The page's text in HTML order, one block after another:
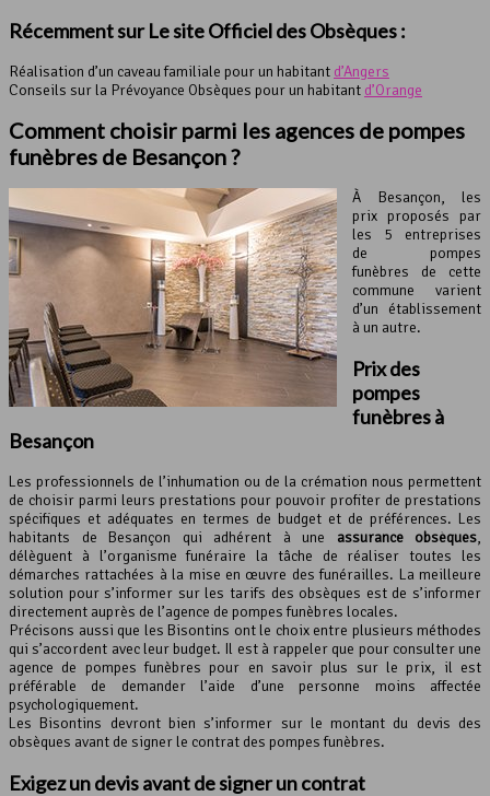
Récemment sur Le site Officiel des Obsèques :
Réalisation d’un caveau familiale pour un habitant d’Angers
Conseils sur la Prévoyance Obsèques pour un habitant d’Orange
Comment choisir parmi les agences de pompes
funèbres de Besançon ?
À Besançon, les
prix proposés par
les 5 entreprises
de pompes
funèbres de cette
commune varient
d’un établissement
à un autre.
Prix des
pompes
funèbres à
Besançon
Les professionnels de l’inhumation ou de la crémation nous permettent
de choisir parmi leurs prestations pour pouvoir profiter de prestations
spécifiques et adéquates en termes de budget et de préférences. Les
habitants de Besançon qui adhérent à une assurance obsèques,
délèguent à l’organisme funéraire la tâche de réaliser toutes les
démarches rattachées à la mise en œuvre des funérailles. La meilleure
solution pour s’informer sur les tarifs des obsèques est de s’informer
directement auprès de l’agence de pompes funèbres locales.
Précisons aussi que les Bisontins ont le choix entre plusieurs méthodes
qui s’accordent avec leur budget. Il est à rappeler que pour consulter une
agence de pompes funèbres pour en savoir plus sur le prix, il est
préférable de demander l’aide d’une personne moins affectée
psychologiquement.
Les Bisontins devront bien s’informer sur le montant du devis des
obsèques avant de signer le contrat des pompes funèbres.
Exigez un devis avant de signer un contrat